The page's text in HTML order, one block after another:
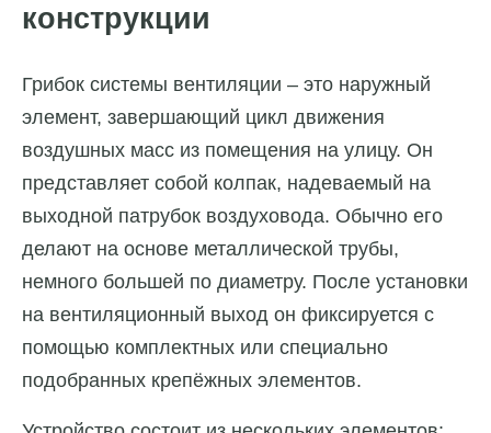
конструкции
Грибок системы вентиляции – это наружный
элемент, завершающий цикл движения
воздушных масс из помещения на улицу. Он
представляет собой колпак, надеваемый на
выходной патрубок воздуховода. Обычно его
делают на основе металлической трубы,
немного большей по диаметру. После установки
на вентиляционный выход он фиксируется с
помощью комплектных или специально
подобранных крепёжных элементов.